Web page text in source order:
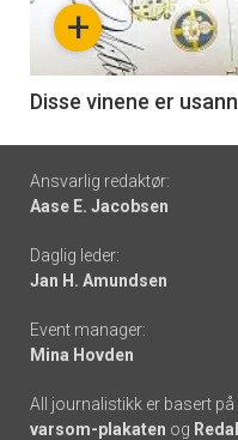
6
+
Disse vinene er
Footer
-
links
Ansvarlig redaktør:
Aase E. Jacobsen
Daglig leder:
Jan H. Amundsen
Event manager:
Mina Hovden
All journalistikk er basert på
varsom-plakaten og